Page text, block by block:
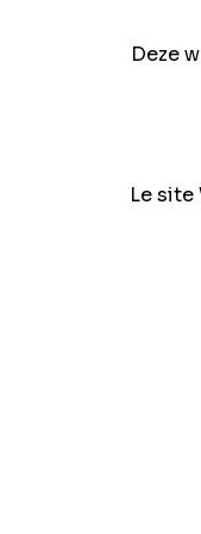
Deze
Le